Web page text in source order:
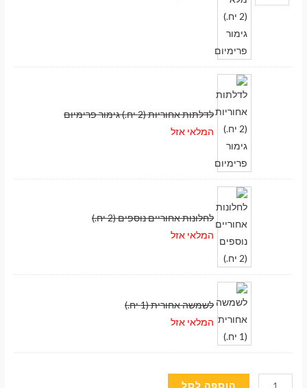
לדלתות אחוריות (2 יח.) גימור פרימיום
המלאי אזל
לחלונות אחוריים נוספים (2 יח.)
המלאי אזל
לשמשה אחורית (1 יח.)
המלאי אזל
כמות הוספה לסל